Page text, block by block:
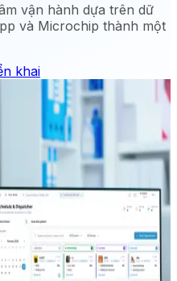
vận hành dựa trên dữ
và Microchip thành một
khai